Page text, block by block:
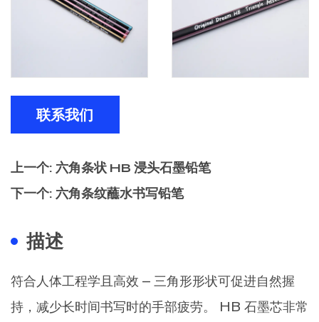
联系我们
上一个: 六角条状 HB 浸头石墨铅笔
下一个: 六角条纹蘸水书写铅笔
描述
符合人体工程学且高效 – 三角形形状可促进自然握
持，减少长时间书写时的手部疲劳。 HB 石墨芯非常